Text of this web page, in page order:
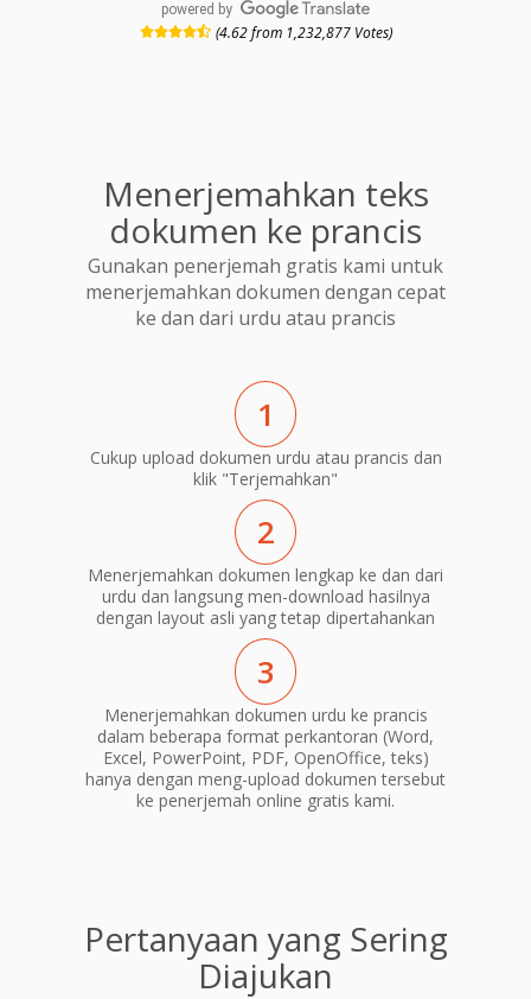
powered by
(4.62 from 1,232,877 Votes)
Menerjemahkan teks
dokumen ke prancis
Gunakan penerjemah gratis kami untuk
menerjemahkan dokumen dengan cepat
ke dan dari urdu atau prancis
1
Cukup upload dokumen urdu atau prancis dan
klik "Terjemahkan"
2
Menerjemahkan dokumen lengkap ke dan dari
urdu dan langsung men-download hasilnya
dengan layout asli yang tetap dipertahankan
3
Menerjemahkan dokumen urdu ke prancis
dalam beberapa format perkantoran (Word,
Excel, PowerPoint, PDF, OpenOffice, teks)
hanya dengan meng-upload dokumen tersebut
ke penerjemah online gratis kami.
Pertanyaan yang Sering
Diajukan